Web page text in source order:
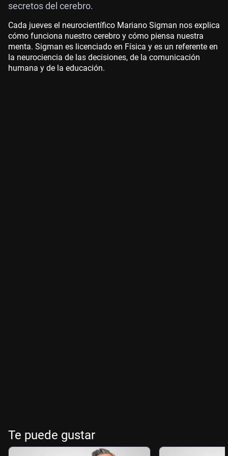
secretos del cerebro.
Cada jueves el neurocientífico Mariano Sigman nos explica
cómo funciona nuestro cerebro y cómo piensa nuestra
menta. Sigman es licenciado en Física y es un referente en
la neurociencia de las decisiones, de la comunicación
humana y de la educación.
Te puede gustar